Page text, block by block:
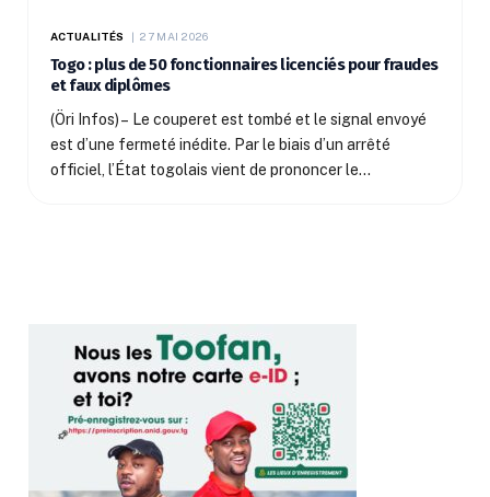
ACTUALITÉS 27 MAI 2026
Togo : plus de 50 fonctionnaires licenciés pour fraudes
et faux diplômes
(Öri Infos) – Le couperet est tombé et le signal envoyé
est d’une fermeté inédite. Par le biais d’un arrêté
officiel, l’État togolais vient de prononcer le…